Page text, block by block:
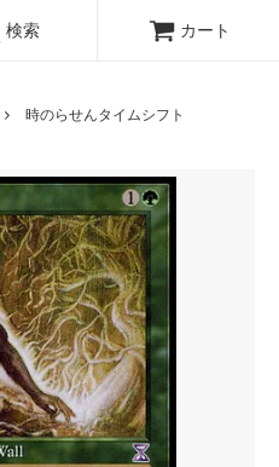
検索 カート
時のらせんタイムシフト